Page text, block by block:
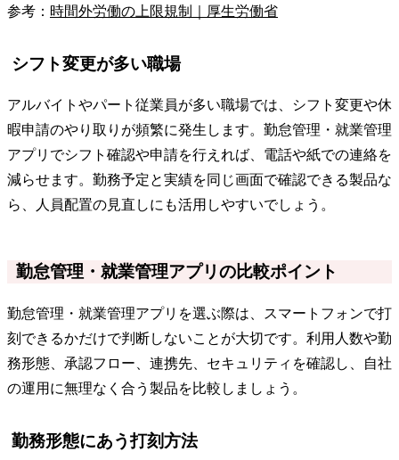
参考： 時間外労働の上限規制｜厚生労働省
シフト変更が多い職場
アルバイトやパート従業員が多い職場では、シフト変更や休
暇申請のやり取りが頻繁に発生します。勤怠管理・就業管理
アプリでシフト確認や申請を行えれば、電話や紙での連絡を
減らせます。勤務予定と実績を同じ画面で確認できる製品な
ら、人員配置の見直しにも活用しやすいでしょう。
勤怠管理・就業管理アプリの比較ポイント
勤怠管理・就業管理アプリを選ぶ際は、スマートフォンで打
刻できるかだけで判断しないことが大切です。利用人数や勤
務形態、承認フロー、連携先、セキュリティを確認し、自社
の運用に無理なく合う製品を比較しましょう。
勤務形態にあう打刻方法